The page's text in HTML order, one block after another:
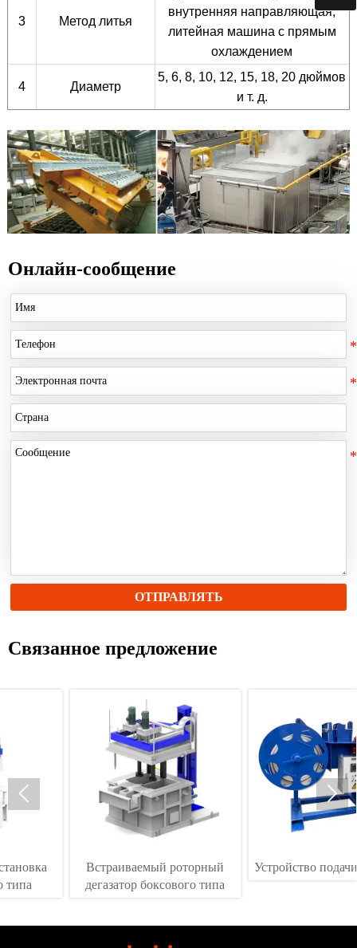
3 Метод литья
внутренняя направляющая,
литейная машина с прямым
охлаждением
4 Диаметр
5, 6, 8, 10, 12, 15, 18, 20 дюймов
и т. д.
Онлайн-сообщение
ОТПРАВЛЯТЬ
Связанное предложение
Встраиваемый роторный
дегазатор боксового типа
Устройство подачи стержней
 